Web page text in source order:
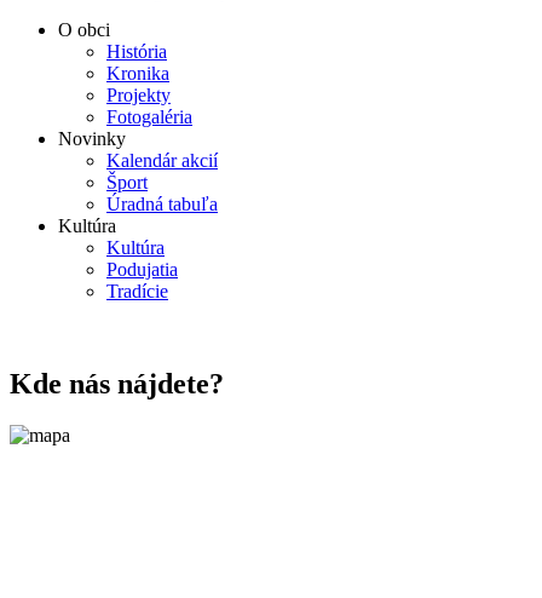
O obci
História
Kronika
Projekty
Fotogaléria
Novinky
Kalendár akcií
Šport
Úradná tabuľa
Kultúra
Kultúra
Podujatia
Tradície
Kde nás nájdete?